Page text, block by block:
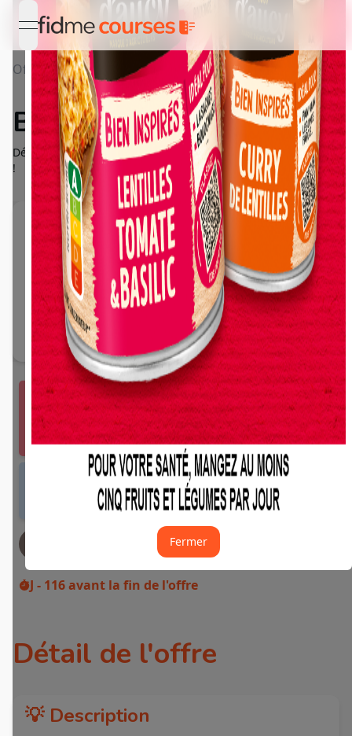
open navigation menu
Offres Détail Bien Inspirés d'aucy
Bien Inspirés d'aucy
Découvrez la gamme gourmande des Bien Inspirés de d'aucy
!
Fermer
JE DEMANDE MON REMBOURSEMENT
Offre valable dans tous les magasins et drives
de France métropolitaine et sur Internet.
Vous devez vous connecter ou créer un compte
Fidme Courses pour bénéficier de cette offre.
J'y vais de ce pas 🙂
J - 116avant la fin de l'offre
Détail de l'offre
💡 Description